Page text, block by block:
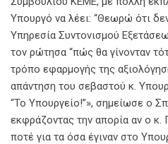
Υπουργό να λέει: “Θεωρώ ότι
Υπηρεσία Συντονισμού
τον ρώτησα “πώς θα γίνονταν
τρόπο εφαρμογής της
απάντηση του σεβαστού κ.
“Το Υπουργείο!”», σημείωσε ο
εκφράζοντας την απορία αν ο
ποτέ για τα όσα έγιναν στο